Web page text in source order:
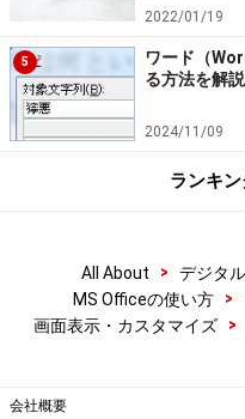
2022/01/19
5
ワード（
る方法を解説
2024/11/09
ランキ
All About > デジタル
MS Officeの使い方
>
画面表示・カスタマイズ
>
会社概要